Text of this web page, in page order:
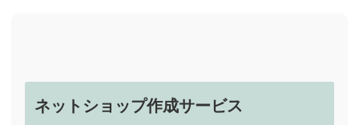
ネットショップ作成サービス